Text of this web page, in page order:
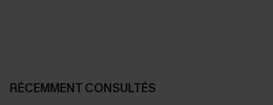
RÉCEMMENT CONSULTÉS